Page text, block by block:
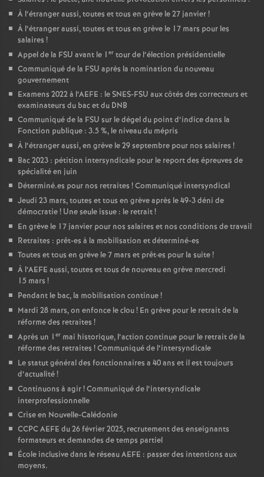
À l’étranger aussi, toutes et tous en grève le 27 janvier!
À l’étranger aussi, toutes et tous en grève le 17 mars pour les
salaires !
Appel de la FSU avant le 1 er tour de l’élection présidentielle
Communiqué de la FSU après la nomination du nouveau
gouvernement
Examens 2022 à l’AEFE : le SNES-FSU aux côtés des correcteurs et
examinateurs du bac et du DNB
Communiqué de la FSU sur le dégel du point d’indice dans la
Fonction publique : 3.5 %, le niveau du mépris
À l’étranger aussi, en grève le 29 septembre pour nos salaires !
Bac 2023 : pétition intersyndicale pour le report des épreuves de
spécialité en juin
Déterminé.es pour nos retraites ! Communiqué intersyndical
Jeudi 23 mars, toutes et tous en grève après le 49-3 déni de
démocratie! Une seule issue : le retrait!
En grève le 17 janvier pour nos salaires et nos conditions de travail
Retraites : prêt-es à la mobilisation et déterminé-es
Toutes et tous en grève le 7 mars et prêt·es pour la suite!
À l’AEFE aussi, toutes et tous de nouveau en grève mercredi
15 mars !
Pendant le bac, la mobilisation continue!
Mardi 28 mars, on enfonce le clou! En grève pour le retrait de la
réforme des retraites !
Après un 1 er mai historique, l’action continue pour le retrait de la
réforme des retraites ! Communiqué de l’intersyndicale
Le statut général des fonctionnaires a 40 ans et il est toujours
d’actualité!
Continuons à agir! Communiqué de l’intersyndicale
interprofessionnelle
Crise en Nouvelle-Calédonie
CCPC AEFE du 26 février 2025, recrutement des enseignants
formateurs et demandes de temps partiel
École inclusive dans le réseau AEFE : passer des intentions aux
moyens.